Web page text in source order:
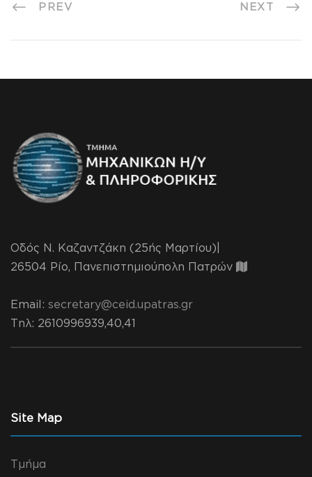
PREV NEXT
Οδός Ν. Καζαντζάκη (25ής Μαρτίου)|
26504 Ρίο, Πανεπιστημιούπολη Πατρών
Email: secretary@ceid.upatras.gr
Τηλ: 2610996939,40,41
Site Map
Τμήμα